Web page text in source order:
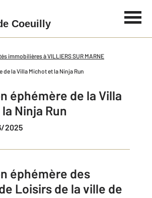
Coeuilly
immobilières à VILLIERS SUR MARNE
la Villa Michot et la Ninja Run
éphémère de la Villa
Ninja Run
2025
éphémère des
Loisirs de la ville de